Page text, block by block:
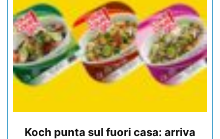
Koch punta sul fuori casa: arriva